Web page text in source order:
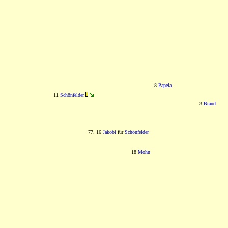
8 Papela
11 Schönfelder
3 Brand
77. 16 Jakobi fürSchönfelder
18 Mohn